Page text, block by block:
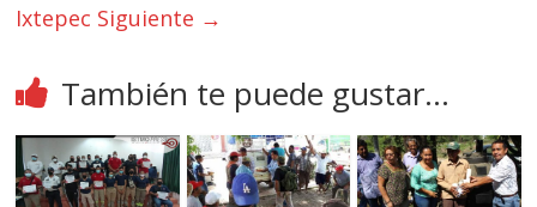
Ixtepec Siguiente →
También te puede gustar...